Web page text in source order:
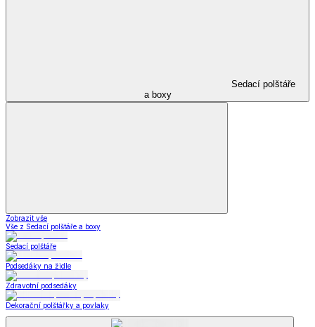
Sedací polštáře
a boxy
Zobrazit vše
Vše z Sedací polštáře a boxy
Sedací polštáře
Podsedáky na židle
Zdravotní podsedáky
Dekorační polštářky a povlaky